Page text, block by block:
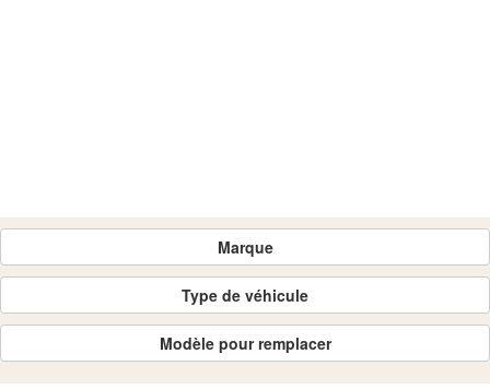
Marque
Type de véhicule
Modèle pour remplacer